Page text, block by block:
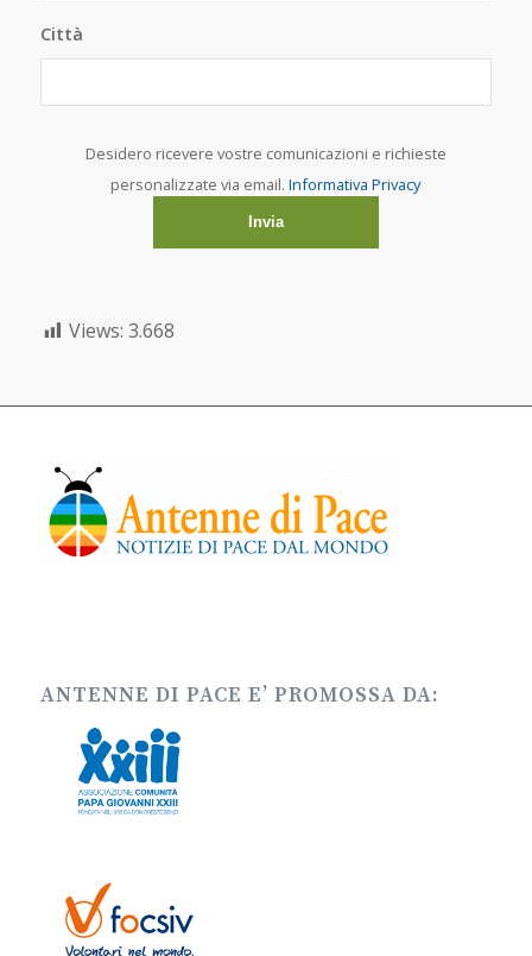
Città
Desidero ricevere vostre comunicazioni e richieste
personalizzate via email.Informativa Privacy
Views: 3.668
ANTENNE DI PACE E’ PROMOSSA DA: